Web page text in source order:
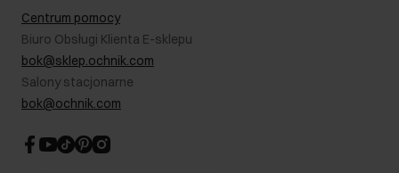
W podróży
Karta podarunkowa
Bezpieczne zakupy
Blog
Salony
B2B - Sprzedaż dla firm
RODO- Polityka prywatności
Informacje prawne
Dla akcjonariuszy
CSR
Centrum pomocy
Biuro Obsługi Klienta E-sklepu
bok@sklep.ochnik.com
Salony stacjonarne
bok@ochnik.com